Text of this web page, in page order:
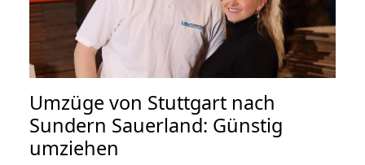
Umzüge von Stuttgart nach
Sundern Sauerland: Günstig
umziehen